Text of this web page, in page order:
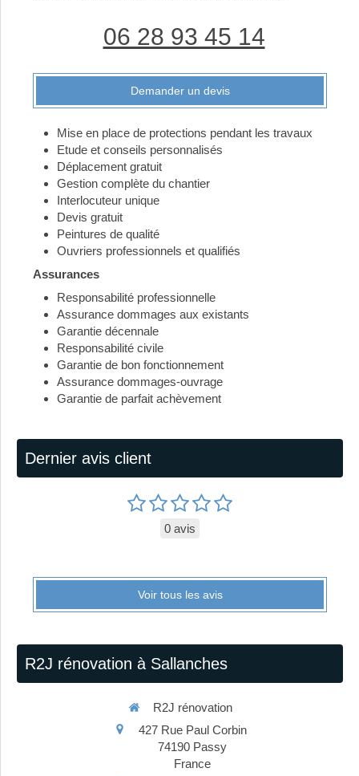
06 28 93 45 14
Demander un devis
Mise en place de protections pendant les travaux
Etude et conseils personnalisés
Déplacement gratuit
Gestion complète du chantier
Interlocuteur unique
Devis gratuit
Peintures de qualité
Ouvriers professionnels et qualifiés
Assurances
Responsabilité professionnelle
Assurance dommages aux existants
Garantie décennale
Responsabilité civile
Garantie de bon fonctionnement
Assurance dommages-ouvrage
Garantie de parfait achèvement
Dernier avis client
0 avis
Voir tous les avis
R2J rénovation à Sallanches
R2J rénovation
427 Rue Paul Corbin
74190 Passy
France